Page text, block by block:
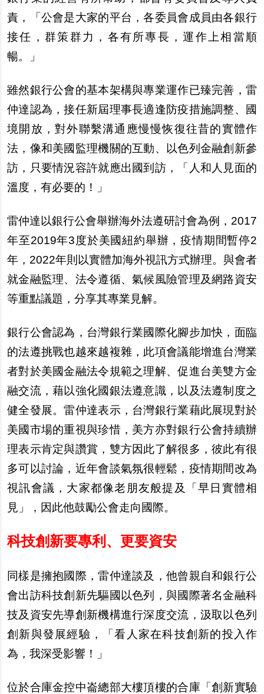
責，「公會是大家的平台，各委員會成員由各銀行
接任，群策群力，各有所專長，運作上相當順
暢。」
雖然銀行公會的基本架構與專業運作已臻完善，雷
仲達認為，接任新屆理事長適逢防疫措施調整、國
境開放，對外聯繫溝通應慢慢恢復往昔的實體作
法，像和美國監理機關的互動、以色列金融創新參
訪，只要情況容許就應出國到訪，「人和人見面的
溫度，有必要的！」
雷仲達以銀行公會舉辦海外法遵研討會為例，2017
年至2019年3度於美國紐約舉辦，疫情期間暫停2
年，2022年則以實體加海外視訊方式辦理。與會者
就金融監理、法令遵循、氣候風險管理及網路資安
等重點議題，分享其專業見解。
銀行公會認為，台灣銀行業國際化腳步加快，面臨
的法遵挑戰也越來越複雜，此項會議能增進台灣業
者對於美國金融法令規範之理解、促進台美雙方金
融交流，藉以強化國銀法遵意識，以及法遵制度之
健全發展。雷仲達表示，台灣銀行業藉此展現對於
美國市場的重視與珍惜，美方亦對銀行公會持續辦
理表示肯定與讚賞，雙方因此了解很多，彼此有很
多可以討論，近年會談氣氛很輕鬆，疫情期間改為
視訊會議，大家都像老朋友般提及「早日實體相
見」，因此他鼓勵公會走向國際。
科技創新要專利、更要資安
同樣是擁抱國際，雷仲達談及，他曾親自和銀行公
會出訪科技創新先驅國以色列，與國際著名金融科
技及資安先導創新機構進行深度交流，汲取以色列
創新與發展經驗，「看人家在科技創新的投入作
為，我深受影響！」
位於合庫金控中崙總部大樓頂樓的合庫「創新實驗